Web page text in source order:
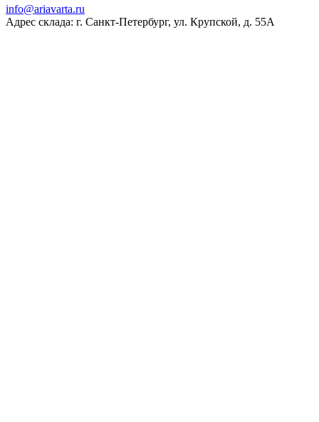
ur.atravaira@ofni
Адрес склада: г. Санкт-Петербург, ул. Крупской, д. 55А